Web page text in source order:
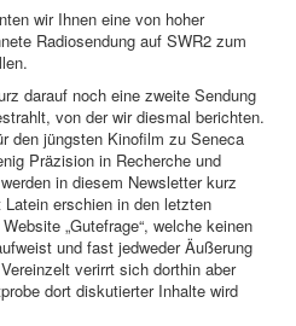
wir Ihnen eine von hoher
Radiosendung auf SWR2 zum
darauf noch eine zweite Sendung
von der wir diesmal berichten.
den jüngsten Kinofilm zu Seneca
Präzision in Recherche und
in diesem Newsletter kurz
erschien in den letzten
„Gutefrage“, welche keinen
und fast jedweder Äußerung
verirrt sich dorthin aber
dort diskutierter Inhalte wird